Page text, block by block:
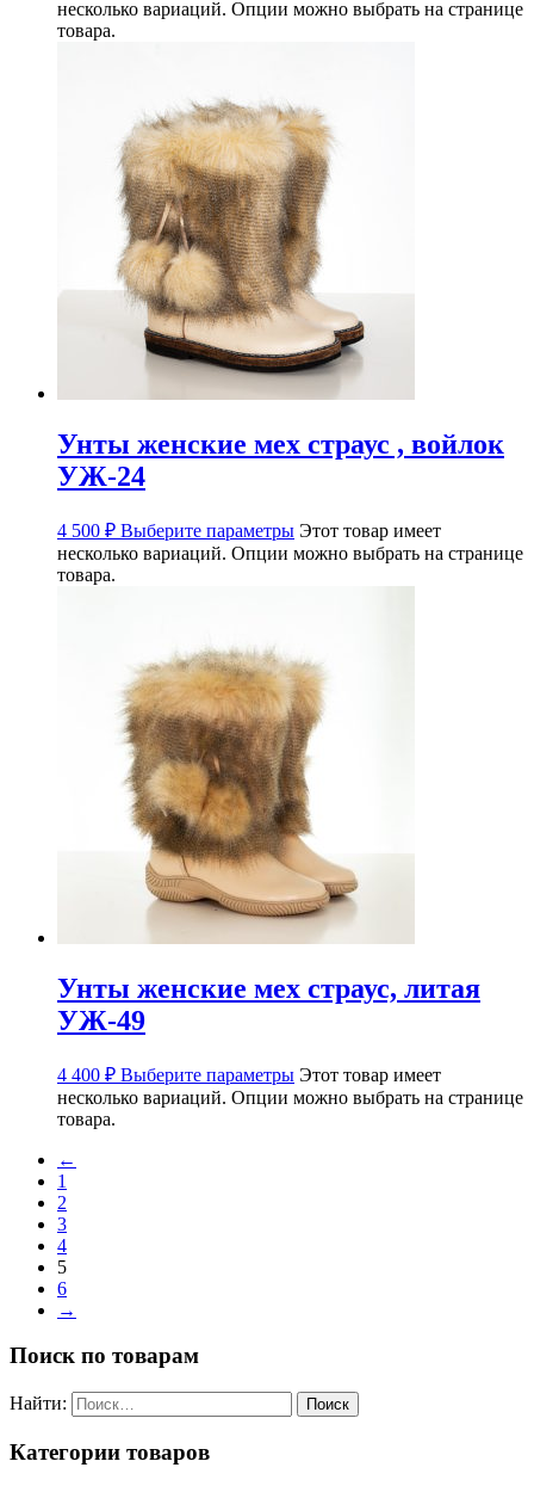
несколько вариаций. Опции можно выбрать на странице
товара.
Унты женские мех страус , войлок
УЖ-24
4 500 ₽ Выберите параметры Этот товар имеет
несколько вариаций. Опции можно выбрать на странице
товара.
Унты женские мех страус, литая
УЖ-49
4 400 ₽ Выберите параметры Этот товар имеет
несколько вариаций. Опции можно выбрать на странице
товара.
←
1
2
3
4
5
6
→
Поиск по товарам
Найти:
Категории товаров